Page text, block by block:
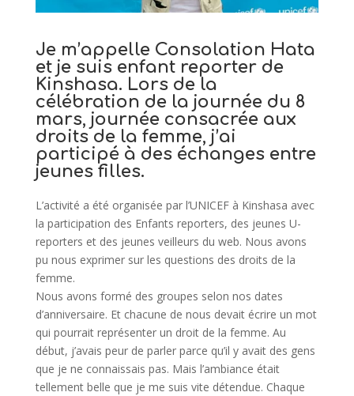
Je m’appelle Consolation Hata
et je suis enfant reporter de
Kinshasa. Lors de la
célébration de la journée du 8
mars, journée consacrée aux
droits de la femme, j’ai
participé à des échanges entre
jeunes filles.
L’activité a été organisée par l’UNICEF à Kinshasa avec
la participation des Enfants reporters, des jeunes U-
reporters et des jeunes veilleurs du web. Nous avons
pu nous exprimer sur les questions des droits de la
femme.
Nous avons formé des groupes selon nos dates
d’anniversaire. Et chacune de nous devait écrire un mot
qui pourrait représenter un droit de la femme. Au
début, j’avais peur de parler parce qu’il y avait des gens
que je ne connaissais pas. Mais l’ambiance était
tellement belle que je me suis vite détendue. Chaque